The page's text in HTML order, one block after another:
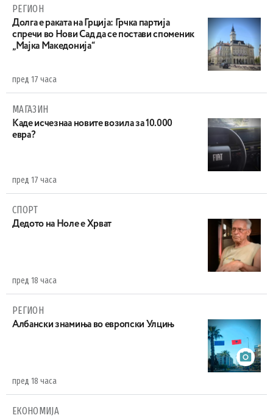
РЕГИОН
Долга е раката на Грција: Грчка партија
спречи во Нови Сад да се постави споменик
„Мајка Македонија“
пред 17 часа
МАГАЗИН
Каде исчезнаа новите возила за 10.000
евра?
пред 17 часа
СПОРТ
Дедото на Ноле е Хрват
пред 18 часа
РЕГИОН
Aлбански знамиња во европски Улцињ
пред 18 часа
ЕКОНОМИЈА